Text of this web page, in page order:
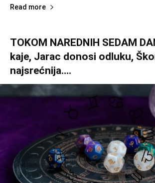
Read more
TOKOM NAREDNIH SEDAM
kaje, Jarac donosi odluku,
najsrećnija….